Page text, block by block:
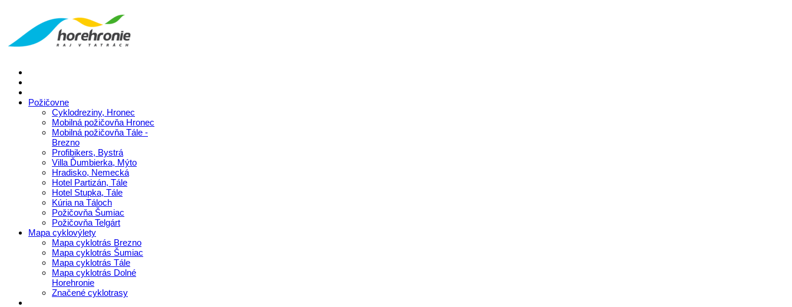
Požičovne
Cyklodreziny, Hronec
Mobilná požičovňa Hronec
Mobilná požičovňa Tále -
Brezno
Profibikers, Bystrá
Villa Ďumbierka, Mýto
Hradisko, Nemecká
Hotel Partizán, Tále
Hotel Stupka, Tále
Kúria na Táloch
Požičovňa Šumiac
Požičovňa Telgárt
Mapa cyklovýlety
Mapa cyklotrás Brezno
Mapa cyklotrás Šumiac
Mapa cyklotrás Tále
Mapa cyklotrás Dolné
Horehronie
Značené cyklotrasy